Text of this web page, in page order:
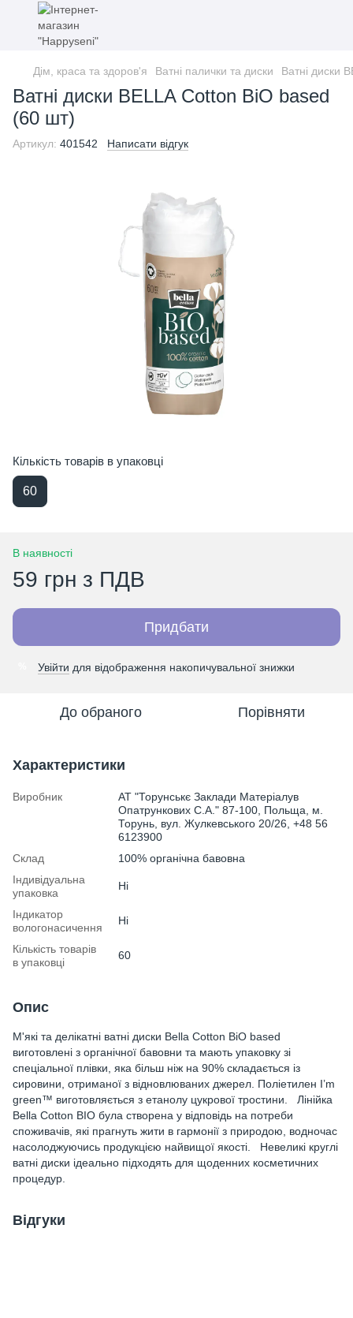
Дім, краса та здоров'я Ватні палички та диски Ватні диски
Ватні диски BELLA Cotton BiO based
(60 шт)
Артикул: 401542 Написати відгук
Кількість товарів в упаковці
60
В наявності
59 грн з ПДВ
Придбати
Увійти для відображення накопичувальної знижки
До обраного Порівняти
Характеристики
Виробник
АТ "Торунськє Заклади Матеріалув
Опатрункових С.А." 87-100, Польща, м.
Торунь, вул. Жулкевського 20/26, +48 56
6123900
Склад
100% органічна бавовна
Індивідуальна
упаковка
Ні
Індикатор
вологонасичення
Ні
Кількість товарів
в упаковці
60
Опис
М'які та делікатні ватні диски Bella Cotton BiO based
виготовлені з органічної бавовни та мають упаковку зі
спеціальної плівки, яка більш ніж на 90% складається із
сировини, отриманої з відновлюваних джерел. Поліетилен I’m
green™ виготовляється з етанолу цукрової тростини. Лінійка
Bella Cotton BIO була створена у відповідь на потреби
споживачів, які прагнуть жити в гармонії з природою, водночас
насолоджуючись продукцією найвищої якості. Невеликі круглі
ватні диски ідеально підходять для щоденних косметичних
процедур.
Відгуки